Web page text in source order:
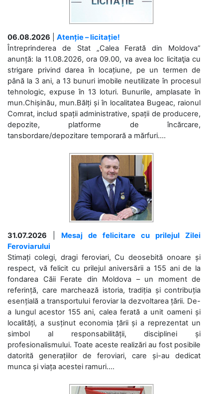
06.08.2026
Atenție – licitație!
Întreprinderea de Stat „Calea Ferată din Moldova”
anunță: la 11.08.2026, ora 09.00, va avea loc licitaţia cu
strigare privind darea în locațiune, pe un termen de
până la 3 ani, a 13 bunuri imobile neutilizate în procesul
tehnologic, expuse în 13 loturi. Bunurile, amplasate în
mun.Chișinău, mun.Bălți și în localitatea Bugeac, raionul
Comrat, includ spații administrative, spații de producere,
depozite, platforme de încărcare,
tansbordare/depozitare temporară a mărfuri....
31.07.2026
Mesaj de felicitare cu prilejul Zilei
Feroviarului
Stimați colegi, dragi feroviari, Cu deosebită onoare și
respect, vă felicit cu prilejul aniversării a 155 ani de la
fondarea Căii Ferate din Moldova – un moment de
referință, care marchează istoria, tradiția și contribuția
esențială a transportului feroviar la dezvoltarea țării. De-
a lungul acestor 155 ani, calea ferată a unit oameni și
localități, a susținut economia țării și a reprezentat un
simbol al responsabilității, disciplinei și
profesionalismului. Toate aceste realizări au fost posibile
datorită generațiilor de feroviari, care și-au dedicat
munca și viața acestei ramuri....